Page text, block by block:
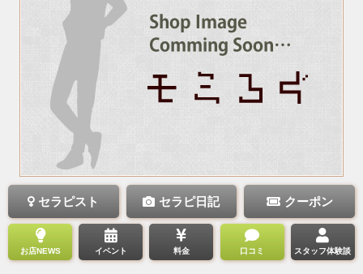
セラピスト セラピ日記 クーポン
お店NEWS イベント 料金 口コミ スタッフ体験談